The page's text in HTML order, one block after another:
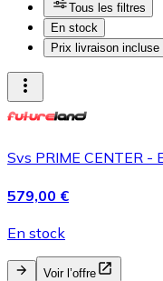
Tous les filtres
En stock
Prix livraison incluse
Svs PRIME CENTER -
579,00 €
En stock
Voir l’offre